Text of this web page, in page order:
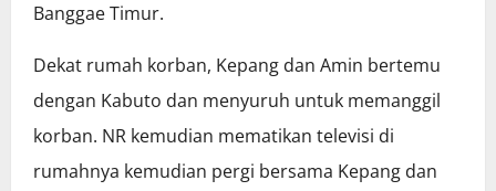
Banggae Timur.
Dekat rumah korban, Kepang dan Amin bertemu
dengan Kabuto dan menyuruh untuk memanggil
korban. NR kemudian mematikan televisi di
rumahnya kemudian pergi bersama Kepang dan